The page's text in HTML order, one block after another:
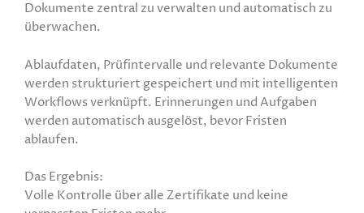
Dokumente zentral zu verwalten und automatisch zu
überwachen.
Ablaufdaten, Prüfintervalle und relevante Dokumente
werden strukturiert gespeichert und mit intelligenten
Workflows verknüpft. Erinnerungen und Aufgaben
werden automatisch ausgelöst, bevor Fristen
ablaufen.
Das Ergebnis:
Volle Kontrolle über alle Zertifikate und keine